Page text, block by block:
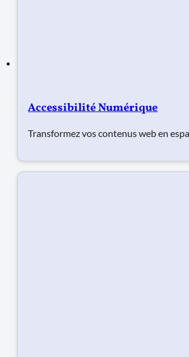
Accessibilité Numérique
Transformez vos contenus web en